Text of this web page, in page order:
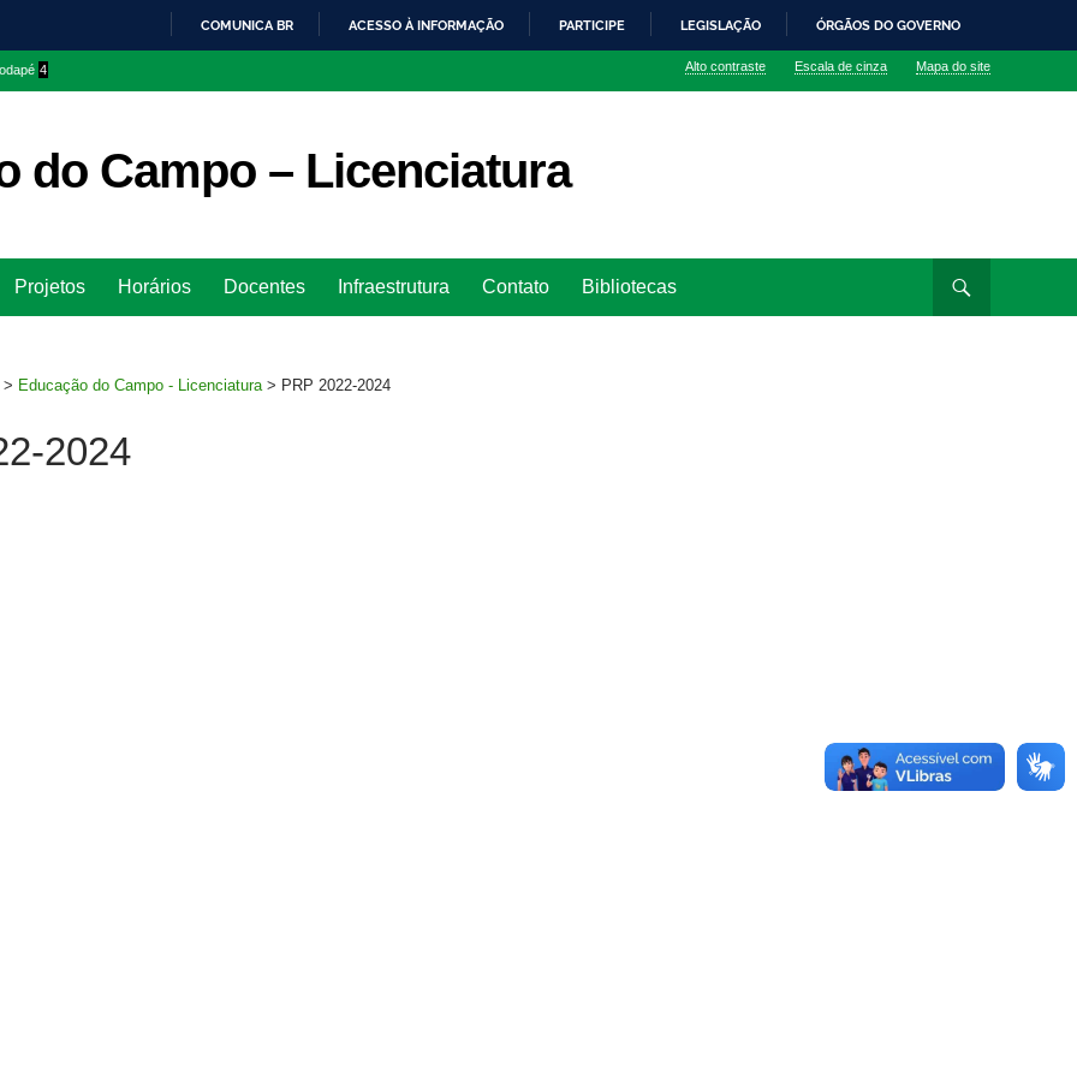
O
COMUNICA BR ACESSO À INFORMAÇÃO PARTICIPE LEGISLAÇÃO ÓRGÃOS DO GOVERNO
4 Alto contraste Escala de cinza Mapa do site
do Campo – Licenciatura
para
Projetos Horários Docentes Infraestrutura Contato Bibliotecas
> Educação do Campo - Licenciatura > PRP 2022-2024
2024